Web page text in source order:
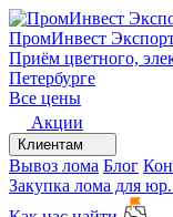
ПромИнвест
Приём цветного,
Петербурге
Все цены
Акции
Клиентам
Вывоз лома Блог
Закупка лома для